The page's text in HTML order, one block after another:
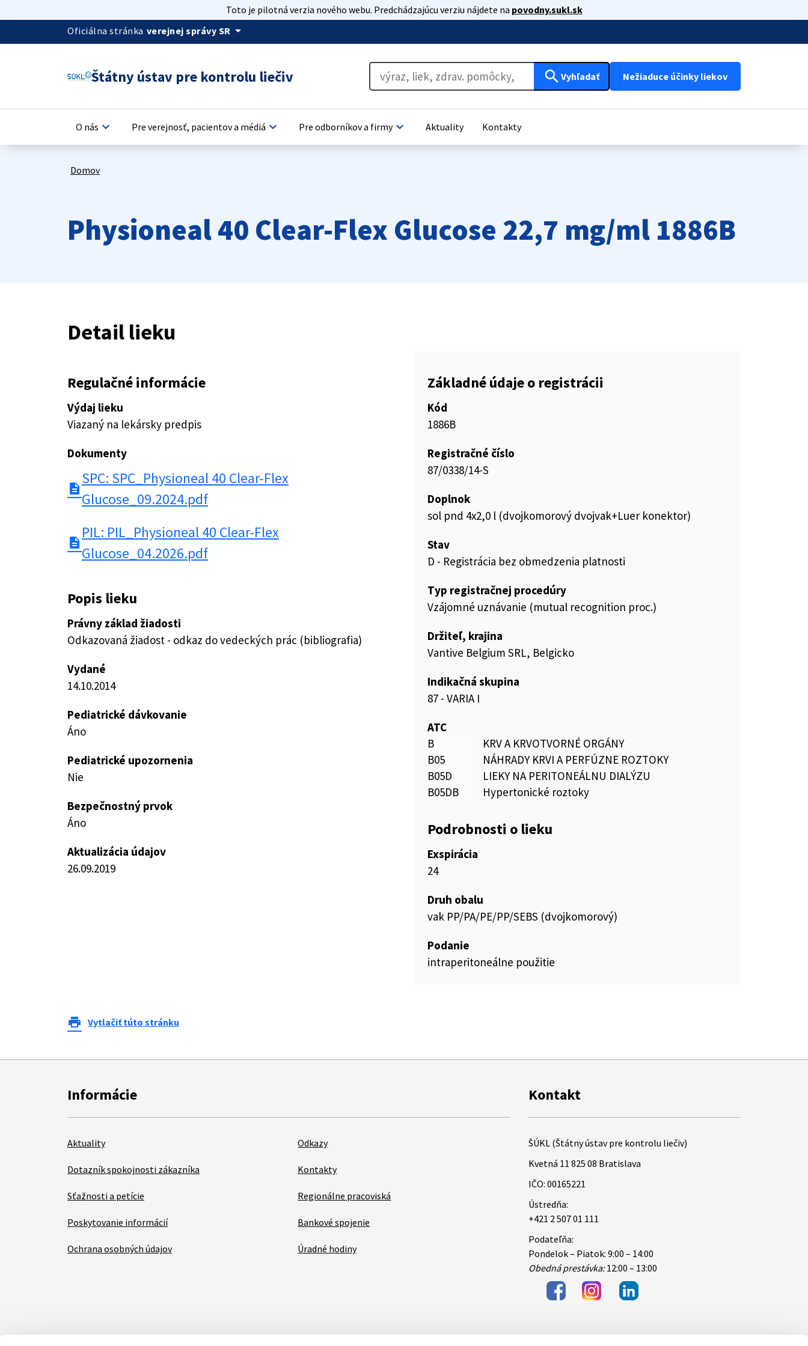
Toto je pilotná verzia nového webu. Predchádzajúcu verziu nájdete na povodny.sukl.sk
Oficiálna stránka verejnej správy SR arrow_drop_down
Štátny ústav pre kontrolu liečiv search Vyhľadať Nežiaduce účinky liekov
O nás keyboard_arrow_down Pre verejnosť, pacientov a médiá keyboard_arrow_down Pre odborníkov a firmykeyboard_arrow_down Aktuality Kontakty
Domov
Physioneal 40 Clear-Flex Glucose 22,7 mg/ml 1886B
Detail lieku
Regulačné informácie
Výdaj lieku
Viazaný na lekársky predpis
Dokumenty
description
SPC: SPC_Physioneal 40 Clear-Flex
Glucose_09.2024.pdf
description
PIL: PIL_Physioneal 40 Clear-Flex
Glucose_04.2026.pdf
Popis lieku
Právny základ žiadosti
Odkazovaná žiadost - odkaz do vedeckých prác (bibliografia)
Vydané
14.10.2014
Pediatrické dávkovanie
Áno
Pediatrické upozornenia
Nie
Bezpečnostný prvok
Áno
Aktualizácia údajov
26.09.2019
Základné údaje o registrácii
Kód
1886B
Registračné číslo
87/0338/14-S
Doplnok
sol pnd 4x2,0 l (dvojkomorový dvojvak+Luer konektor)
Stav
D - Registrácia bez obmedzenia platnosti
Typ registračnej procedúry
Vzájomné uznávanie (mutual recognition proc.)
Držiteľ, krajina
Vantive Belgium SRL, Belgicko
Indikačná skupina
87 - VARIA I
ATC
B
KRV A KRVOTVORNÉ ORGÁNY
B05
NÁHRADY KRVI A PERFÚZNE ROZTOKY
B05D
LIEKY NA PERITONEÁLNU DIALÝZU
B05DB
Hypertonické roztoky
Podrobnosti o lieku
Exspirácia
24
Druh obalu
vak PP/PA/PE/PP/SEBS (dvojkomorový)
Podanie
intraperitoneálne použitie
print Vytlačiť túto stránku
Informácie
Aktuality
Dotazník spokojnosti zákazníka
Sťažnosti a petície
Poskytovanie informácií
Ochrana osobných údajov
Odkazy
Kontakty
Regionálne pracoviská
Bankové spojenie
Úradné hodiny
Kontakt
ŠÚKL (Štátny ústav pre kontrolu liečiv)
Kvetná 11 825 08 Bratislava
IČO: 00165221
Ústredňa:
+421 2 507 01 111
Podateľňa:
Pondelok – Piatok: 9:00 – 14:00
Obedná prestávka:12:00 – 13:00